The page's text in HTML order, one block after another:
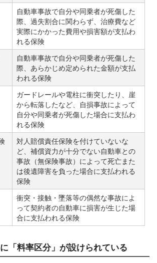
自動車事故で自分や同乗者が死傷した
際、過失割合に関わらず、治療費など
実際にかかった費用や損害額が支払わ
れる保険
自動車事故で自分や同乗者が死傷した
際、あらかじめ定められた金額が支払
われる保険
ガードレールや電柱に衝突したり、崖
から転落したなど、自損事故によって
自分や同乗者が死傷した場合に支払わ
れる保険
対人賠償責任保険を付けていないな
ど、補償資力が十分でない自動車との
事故（無保険事故）によって死亡また
は後遺障害を負った場合に支払われる
保険
衝突・接触・墜落等の偶然な事故によ
って契約者の自動車に損害が生じた場
合に支払われる保険
「料率区分」が設けられている